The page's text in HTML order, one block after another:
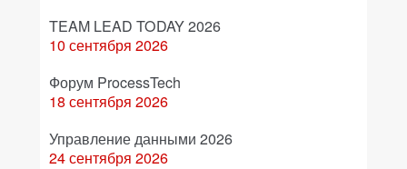
TEAM LEAD TODAY 2026
10 сентября 2026
Форум ProcessTech
18 сентября 2026
Управление данными 2026
24 сентября 2026